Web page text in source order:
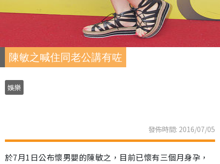
陳敏之喊住同老公講有咗
娛樂
發佈時間: 2016/07/05
於7月1日公布懷男嬰的陳敏之，目前已懷有三個月身孕，